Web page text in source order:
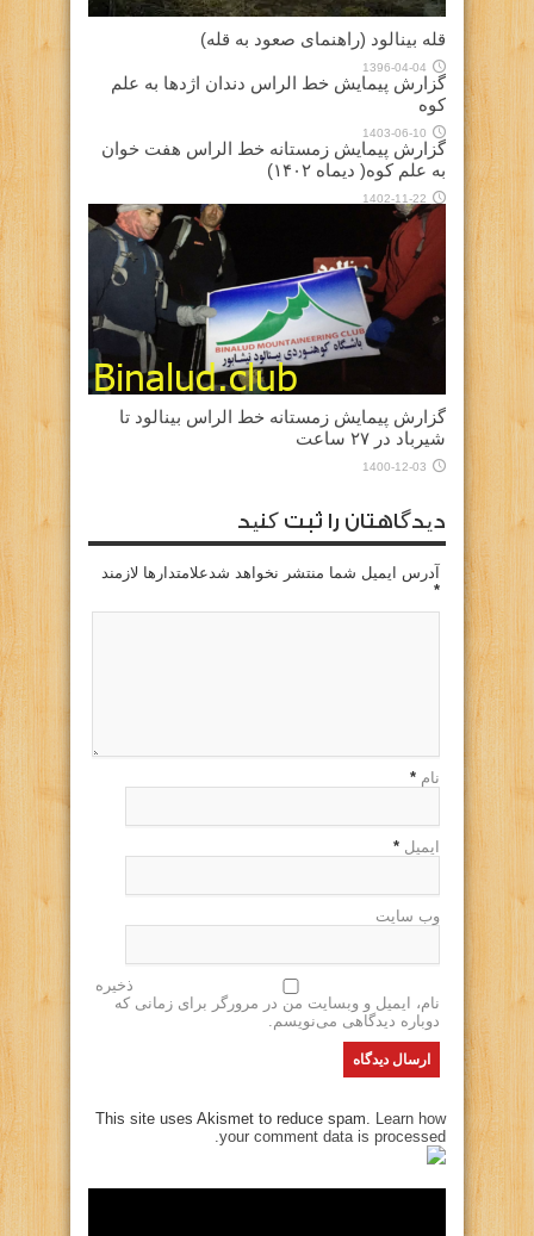
قله بینالود (راهنمای صعود به قله)
1396-04-04
گزارش پیمایش خط الراس دندان اژدها به علم
کوه
1403-06-10
گزارش پیمایش زمستانه خط الراس هفت خوان
به علم کوه( دیماه ۱۴۰۲)
1402-11-22
گزارش پیمایش زمستانه خط الراس بینالود تا
شیرباد در ۲۷ ساعت
1400-12-03
دیدگاهتان را ثبت کنید
آدرس ایمیل شما منتشر نخواهد شدعلامتدارها لازمند
*
نام *
ایمیل *
وب سایت
ذخیره
نام، ایمیل و وبسایت من در مرورگر برای زمانی که
دوباره دیدگاهی می‌نویسم.
This site uses Akismet to reduce spam. Learn how
your comment data is processed.